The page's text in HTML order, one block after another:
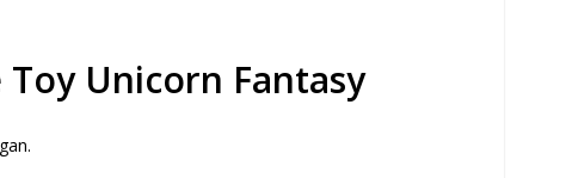
Unicorn Fantasy